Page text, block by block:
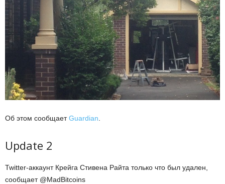
Об этом сообщаетGuardian
Update 2
Twitter-аккаунт Крейга Стивена Райта только что был удален,
сообщает @MadBitcoins